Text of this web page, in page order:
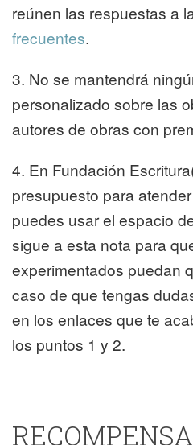
reúnen las respuestas a
frecuentes.
3. No se mantendrá
personalizado sobre las
autores de obras con
4. En Fundación
presupuesto para
puedes usar el espacio
sigue a esta nota para
experimentados puedan
caso de que tengas
en los enlaces que te
los puntos 1 y 2.